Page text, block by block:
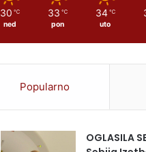
30 ℃
ned
33 ℃
pon
34 ℃
uto
Popularno
OGLASILA